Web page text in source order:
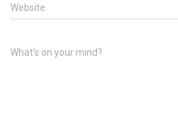
Website
What's on your mind?